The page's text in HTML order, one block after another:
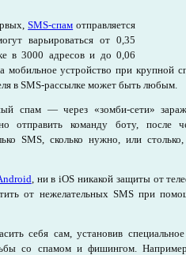
SMS-спам отправляется
варьироваться от 0,35
в 3000 адресов и до 0,06
устройство при крупной
в SMS-рассылке может быть любым.
спам — через «зомби-сети»
отправить команду боту, после
SMS, сколько нужно, или столько,
, ни в iOS никакой защиты от
от нежелательных SMS при
себя сам, установив
со спамом и фишингом.